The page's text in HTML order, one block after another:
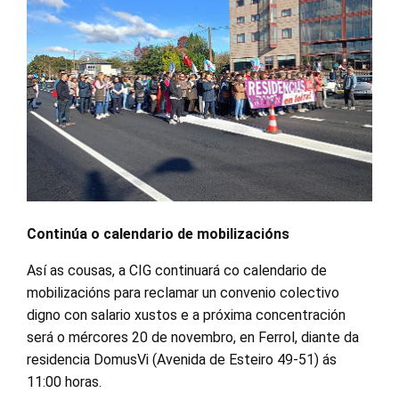
Continúa o calendario de mobilizacións
Así as cousas, a CIG continuará co calendario de
mobilizacións para reclamar un convenio colectivo
digno con salario xustos e a próxima concentración
será o mércores 20 de novembro, en Ferrol, diante da
residencia DomusVi (Avenida de Esteiro 49-51) ás
11:00 horas.